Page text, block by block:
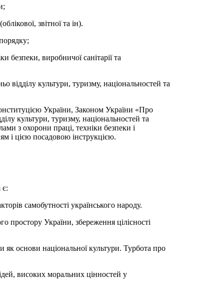
звітної та ін).
безпеки, виробничої санітарії та
відділу культури, туризму, національностей та
України, Законом України «Про
культури, туризму, національностей та
з охорони праці, техніки безпеки і
і цією посадовою інструкцією.
є:
самобутності українського народу.
простору України, збереження цілісності
як основи національної культури. Турбота про
високих моральних цінностей у